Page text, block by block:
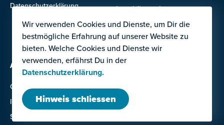
Datenschutzerklärung
Immobilienrecht
IT- und Technologierecht
Mietrecht
ANGEBOTE FÜR
Grossunternehmen
Institutionen
Investor:innen
KMU
Startups
Wir verwenden Cookies und Dienste, um Dir die
bestmögliche Erfahrung auf unserer Website zu
bieten. Welche Cookies und Dienste wir
verwenden, erfährst Du in der
Datenschutzerklärung.
Hinweis schliessen